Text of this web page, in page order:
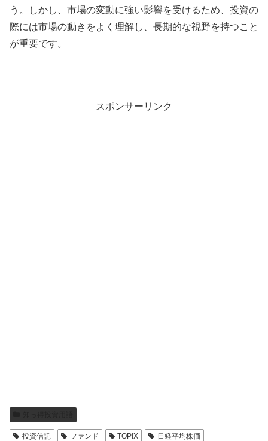
う。しかし、市場の変動に強い影響を受けるため、投資の
際には市場の動きをよく理解し、長期的な視野を持つこと
が重要です。
スポンサーリンク
投資信託 ファンド TOPIX 日経平均株価